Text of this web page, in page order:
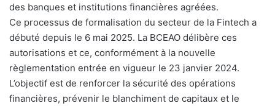
des banques et institutions financières agréées.
Ce processus de formalisation du secteur de la Fintech a
débuté depuis le 6 mai 2025. La BCEAO délibère ces
autorisations et ce, conformément à la nouvelle
règlementation entrée en vigueur le 23 janvier 2024.
L’objectif est de renforcer la sécurité des opérations
financières, prévenir le blanchiment de capitaux et le